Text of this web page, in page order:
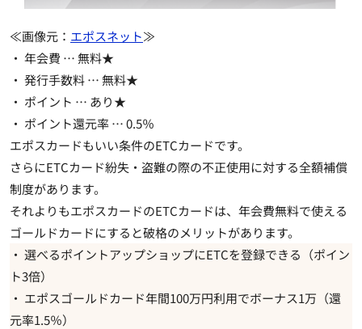
≪画像元： エポスネット≫
・ 年会費 …無料★
・ 発行手数料 …無料★
・ ポイント … あり★
・ ポイント還元率 … 0.5％
エポスカードもいい条件のETCカードです。
さらにETCカード紛失・盗難の際の不正使用に対する全額補償
制度があります。
それよりもエポスカードのETCカードは、年会費無料で使える
ゴールドカードにすると破格のメリットがあります。
・ 選べるポイントアップショップにETCを登録できる（ポイン
ト3倍）
・ エポスゴールドカード年間100万円利用でボーナス1万（還
元率1.5％）